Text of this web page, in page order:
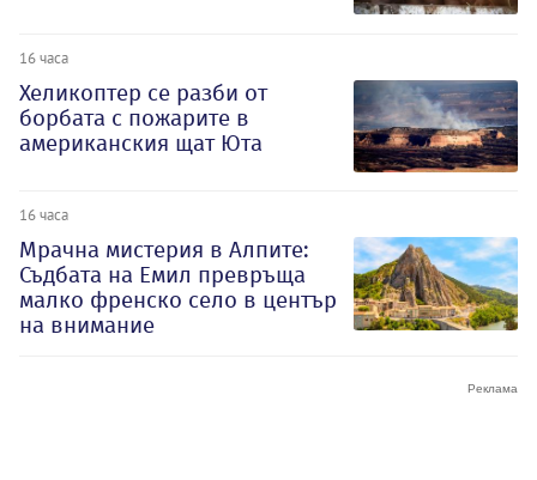
16 часа
Хеликоптер се разби от
борбата с пожарите в
американския щат Юта
16 часа
Мрачна мистерия в Алпите:
Съдбата на Емил превръща
малко френско село в център
на внимание